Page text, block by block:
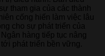
tham gia của các thành
cống hiến làm việc lâu
cho sự phát triển của
hàng tiếp tục nâng
phát triển bền vững.